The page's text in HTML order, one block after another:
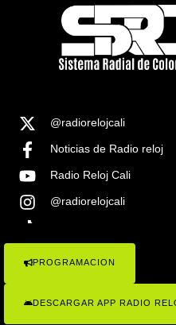
@radiorelojcali
Noticias de Radio reloj
Radio Reloj Cali
@radiorelojcali
COPYRIGHT © 2023 RADIO
PROGRAMACION
DESCARGAR APP RADIO